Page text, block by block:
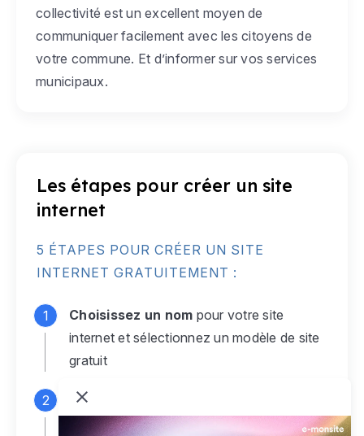
collectivité est un excellent moyen de
communiquer facilement avec les citoyens de
votre commune. Et d’informer sur vos services
municipaux.
Les étapes pour créer un site
internet
5 ÉTAPES POUR CRÉER UN SITE
INTERNET GRATUITEMENT :
Choisissez un nom pour votre site
internet et sélectionnez un modèle de site
gratuit
Connectez-vous
monsite gratuit pour accéder à votre